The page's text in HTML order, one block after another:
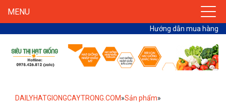
MENU
Hướng dẫn mua hàng
DAILYHATGIONGCAYTRONG.COM»Sản phẩm»